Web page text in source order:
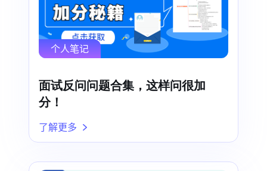
个人笔记
面试反问问题合集，这样问很加
分！
了解更多